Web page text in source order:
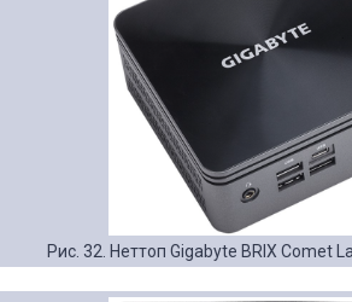
Рис. 32. Неттоп Gigabyte BRIX Comet